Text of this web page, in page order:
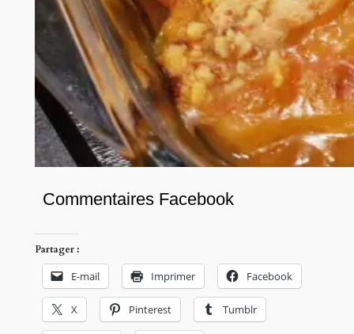
Commentaires Facebook
Partager :
E-mail Imprimer Facebook
X Pinterest Tumblr